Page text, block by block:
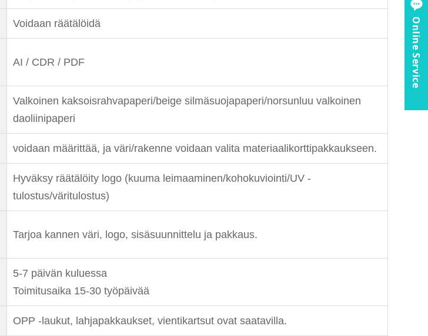
Voidaan räätälöidä
AI / CDR / PDF
Valkoinen kaksoisrahvapaperi/beige silmäsuojapaperi/norsunluu valkoinen
daoliinipaperi
voidaan määrittää, ja väri/rakenne voidaan valita materiaalikorttipakkaukseen.
Hyväksy räätälöity logo (kuuma leimaaminen/kohokuviointi/UV -
tulostus/väritulostus)
Tarjoa kannen väri, logo, sisäsuunnittelu ja pakkaus.
5-7 päivän kuluessa
Toimitusaika 15-30 työpäivää
OPP -laukut, lahjapakkaukset, vientikartsut ovat saatavilla.
Online Service